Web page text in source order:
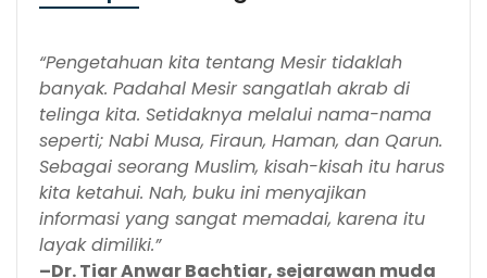
“Pengetahuan kita tentang Mesir tidaklah
banyak. Padahal Mesir sangatlah akrab di
telinga kita. Setidaknya melalui nama-nama
seperti; Nabi Musa, Firaun, Haman, dan Qarun.
Sebagai seorang Muslim, kisah-kisah itu harus
kita ketahui. Nah, buku ini menyajikan
informasi yang sangat memadai, karena itu
layak dimiliki.”
–Dr. Tiar Anwar Bachtiar, sejarawan muda